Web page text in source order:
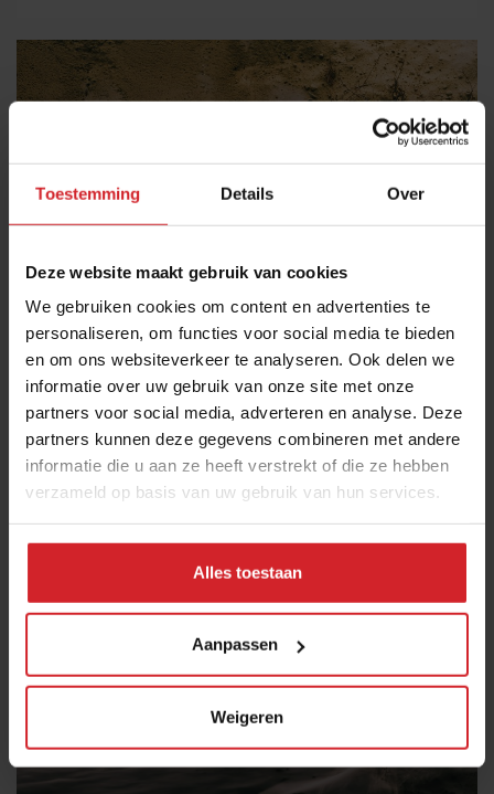
Toestemming Details Over
Deze website maakt gebruik van cookies
We gebruiken cookies om content en advertenties te
personaliseren, om functies voor social media te bieden
en om ons websiteverkeer te analyseren. Ook delen we
informatie over uw gebruik van onze site met onze
partners voor social media, adverteren en analyse. Deze
partners kunnen deze gegevens combineren met andere
informatie die u aan ze heeft verstrekt of die ze hebben
verzameld op basis van uw gebruik van hun services.
Alles toestaan
Aanpassen
Weigeren
Tonijn van tomaat
22 juni 2017| 1 min